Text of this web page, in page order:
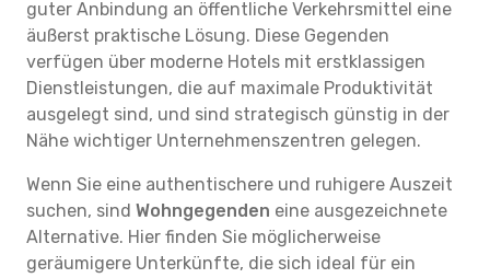
guter Anbindung an öffentliche Verkehrsmittel eine
äußerst praktische Lösung. Diese Gegenden
verfügen über moderne Hotels mit erstklassigen
Dienstleistungen, die auf maximale Produktivität
ausgelegt sind, und sind strategisch günstig in der
Nähe wichtiger Unternehmenszentren gelegen.
Wenn Sie eine authentischere und ruhigere Auszeit
suchen, sind Wohngegenden eine ausgezeichnete
Alternative. Hier finden Sie möglicherweise
geräumigere Unterkünfte, die sich ideal für ein